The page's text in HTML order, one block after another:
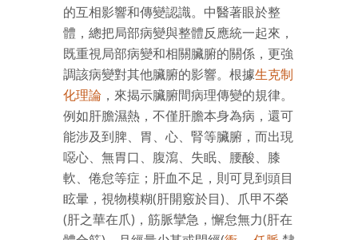
的互相影響和傳變認識。中醫著眼於整
體，總把局部病變與整體反應統一起來，
既重視局部病變和相關臟腑的關係，更強
調該病變對其他臟腑的影響。根據生克制
化理論 ，來揭示臟腑間病理傳變的規律。
例如肝膽濕熱，不僅肝膽本身為病，還可
能涉及到脾、胃、心、腎等臟腑，而出現
噁心、無胃口、腹瀉、失眠、腰酸、膝
軟、倦怠等症；肝血不足，則可見到頭目
眩暈，視物模糊(肝開竅於目)、爪甲不榮
(肝之華在爪)，筋脈攣急，懈怠無力(肝在